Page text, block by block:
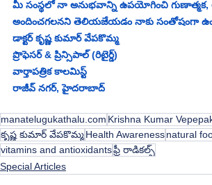
మీ సంస్థలో నా అనుభవాన్ని ఉపయోగించి గుణాత్మక,
అందించగలనని తెలియజేయడం నాకు సంతోషంగా
డాక్టర్ కృష్ణ కుమార్ వేపకొమ్మ
ప్రొఫెసర్ & ప్రిన్సిపాల్ (రిటైర్డ్)
వార్తాపత్రిక కాలమిస్ట్
రాజీవ్ నగర్, హైదరాబాద్
manatelugukathalu.com Krishna Kumar
కృష్ణ కుమార్ వేపకొమ్మHealth Awarenessnatural
vitamins and antioxidantsఫ్రీ రాడికల్స్
Special Articles